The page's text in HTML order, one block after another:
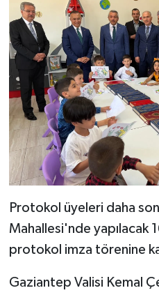
Protokol üyeleri daha
Mahallesi'nde yapılacak
protokol imza törenine
Gaziantep Valisi Kemal